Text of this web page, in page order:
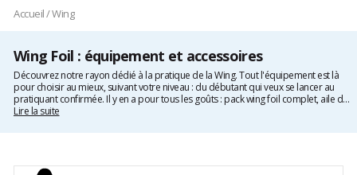
Accueil/Wing
Wing Foil : équipement et accessoires
Découvrez notre rayon dédié à la pratique de la Wing. Tout l'équipement est là
pour choisir au mieux, suivant votre niveau : du débutant qui veux se lancer au
pratiquant confirmée. Il y en a pour tous les goûts : pack wing foil complet, aile de
wing, planche, foil de wing. Retrouvez aussi les accessoires indispensables
Lire la suite